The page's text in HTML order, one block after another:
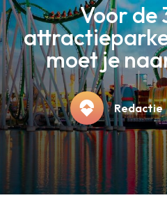
Voor de
moet je
Redactie